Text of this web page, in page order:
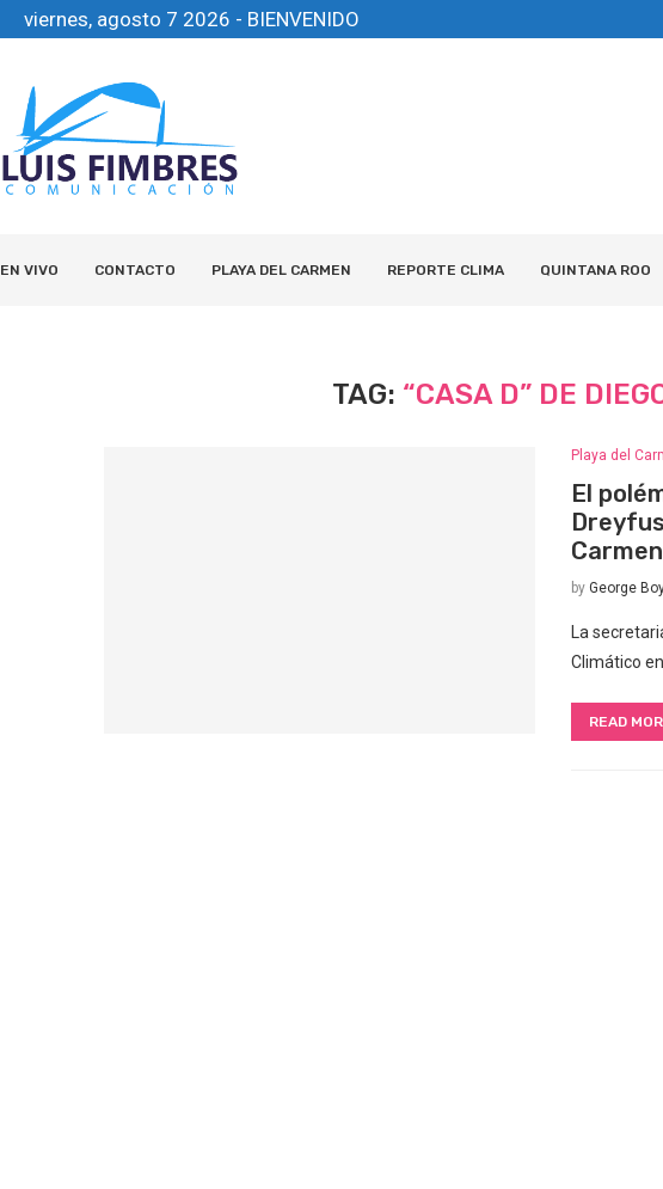
viernes, agosto 7 2026 - BIENVENIDO
EN VIVO CONTACTO PLAYA DEL CARMEN REPORTE CLIMA QUINTANA ROO
TAG: “CASA D” DE
Playa del
El
Carmen
by George
La
Climático
READ